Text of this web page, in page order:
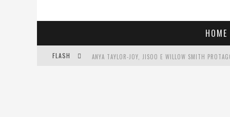
HOME
FLASH